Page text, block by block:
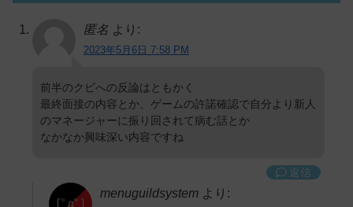
匿名 より:
2023年5月6日 7:58 PM
前半のクビへの反論はともかく
最終面接の内容とか、ゲームの許諾確認で自分より新人
のマネージャーに振り回されて病む話とか
なかなか興味深い内容ですね
返信
menuguildsystem より: